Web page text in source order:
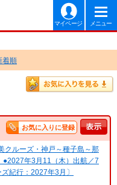
マイページ メニュー
着順
お気に入りに登録
クルーズ・神戸～種子島～那
●2027年3月11（木）出航／7
紀行：2027年3月〕